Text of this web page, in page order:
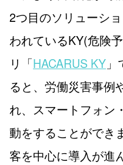
2つ目のソリューシ
われているKY(危険
リ「HACARUS KY
ると、労働災害事例
れ、スマートフォン
動をすることができ
客を中心に導入が進